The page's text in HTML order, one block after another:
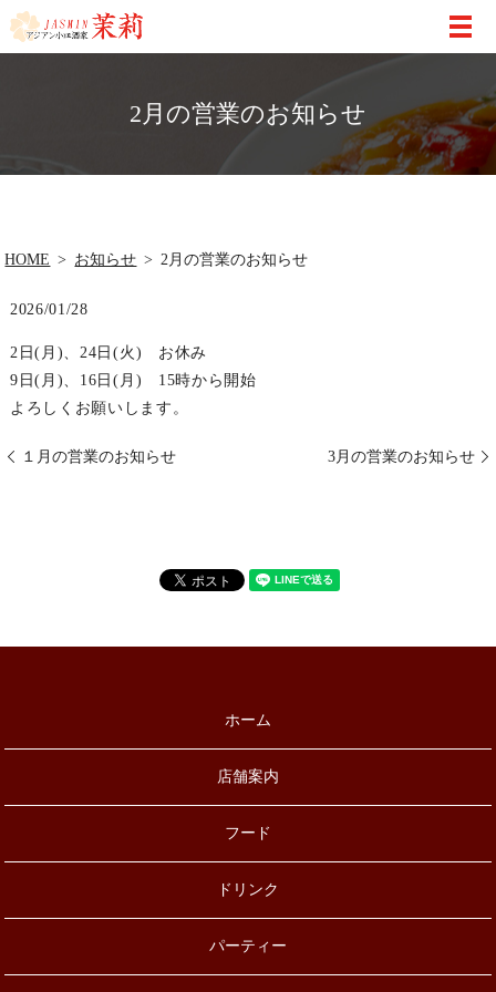
2月の営業のお知らせ
HOME お知らせ 2月の営業のお知らせ
2026/01/28
2日(月)、24日(火) お休み
9日(月)、16日(月) 15時から開始
よろしくお願いします。
１月の営業のお知らせ 3月の営業のお知らせ
ホーム
店舗案内
フード
ドリンク
パーティー